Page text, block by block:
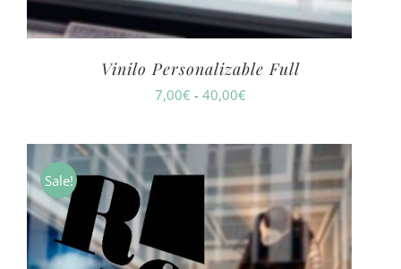
LA
PÁGINA
DE
Vinilo Personalizable Full
7,00€ - 40,00€
precios:
desde
7,00€
hasta
40,00€
Sale!